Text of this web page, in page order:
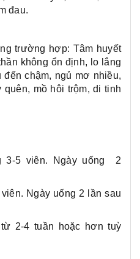
đau.
trường hợp: Tâm huyết
không ổn định, lo lắng
chậm, ngủ mơ nhiều,
mồ hôi trộm, di tinh
3-5 viên. Ngày uống 2
Ngày uống 2 lần sau
2-4 tuần hoặc hơn tuỳ